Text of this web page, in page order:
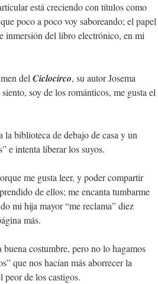
está creciendo con títulos como
poco a poco voy saboreando; el papel
inmersión del libro electrónico, en mi
del Ciclocirco, su autor Josema
soy de los románticos, me gusta el
la biblioteca de debajo de casa y un
e intenta liberar los suyos.
me gusta leer, y poder compartir
de ellos; me encanta tumbarme
mi hija mayor “me reclama” diez
más.
costumbre, pero no lo hagamos
que nos hacían más aborrecer la
peor de los castigos.